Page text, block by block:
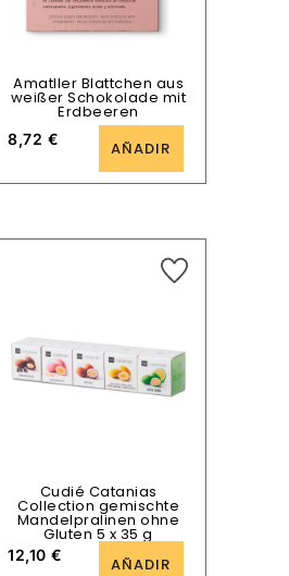
Amatller Blattchen aus
weißer Schokolade mit
Erdbeeren
8,72 € AÑADIR
Cudié Catanias
Collection gemischte
Mandelpralinen ohne
Gluten 5 x 35 g
12,10€ AÑADIR